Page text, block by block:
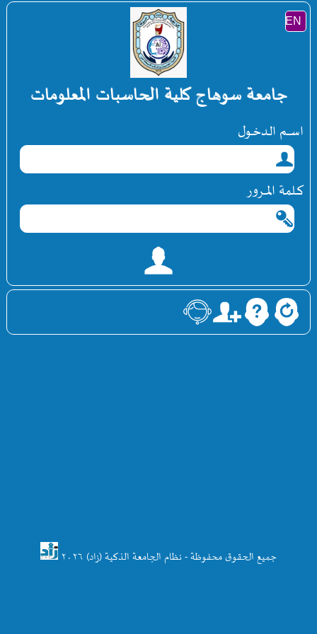
جامعة سوهاج كلية الحاسبات المعلومات
اســــم الـدخــول
كـــلمة المــــرور
جميع الحقوق محفوظة - نظام الجامعة الذكية (زاد) ۲۰۲٦